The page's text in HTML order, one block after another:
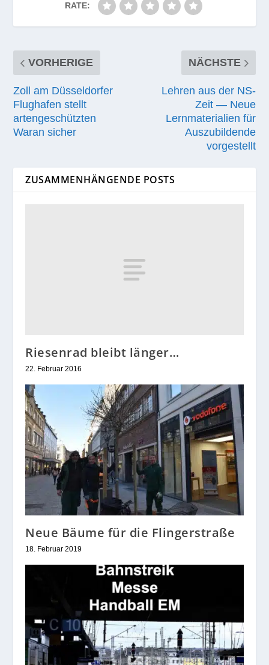
RATE:
VORHERIGE
Zoll am Düsseldorfer
Flughafen stellt
artengeschützten
Waran sicher
NÄCHSTE
Lehren aus der NS-
Zeit — Neue
Lernmaterialien für
Auszubildende
vorgestellt
ZUSAMMENHÄNGENDE POSTS
Riesenrad bleibt länger…
22. Februar 2016
Neue Bäume für die Flingerstraße
18. Februar 2019